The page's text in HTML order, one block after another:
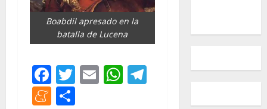
Boabdil apresado en la
batalla de Lucena
Facebook
Twitter
EmailWhatsApp
Telegram
Meneame